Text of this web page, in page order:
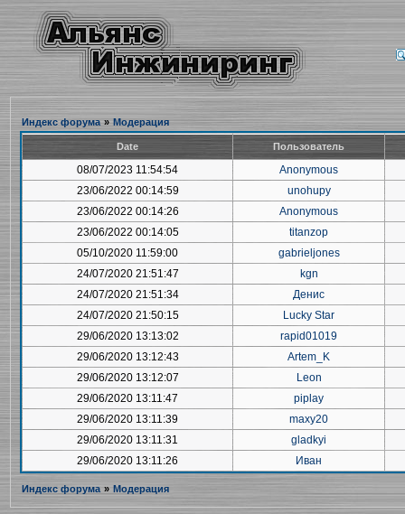
Индекс форума » Модерация
Date Пользователь
08/07/2023 11:54:54
Anonymous
23/06/2022 00:14:59
unohupy
23/06/2022 00:14:26
Anonymous
23/06/2022 00:14:05
titanzop
05/10/2020 11:59:00
gabrieljones
24/07/2020 21:51:47
kgn
24/07/2020 21:51:34
Денис
24/07/2020 21:50:15
Lucky Star
29/06/2020 13:13:02
rapid01019
29/06/2020 13:12:43
Artem_K
29/06/2020 13:12:07
Leon
29/06/2020 13:11:47
piplay
29/06/2020 13:11:39
maxy20
29/06/2020 13:11:31
gladkyi
29/06/2020 13:11:26
Иван
Индекс форума » Модерация